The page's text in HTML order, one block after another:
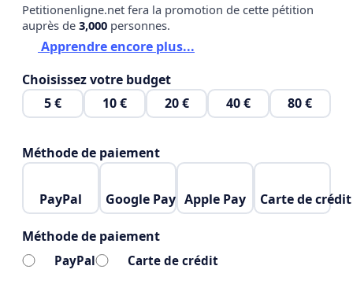
Petitionenligne.net fera la promotion de cette pétition
auprès de 3,000 personnes.
Apprendre encore plus...
Choisissez votre budget
5 €
10 € 20 € 40 € 80 €
Méthode de paiement
PayPal Google Pay Apple Pay Carte de crédit
Méthode de paiement
PayPal Carte de crédit